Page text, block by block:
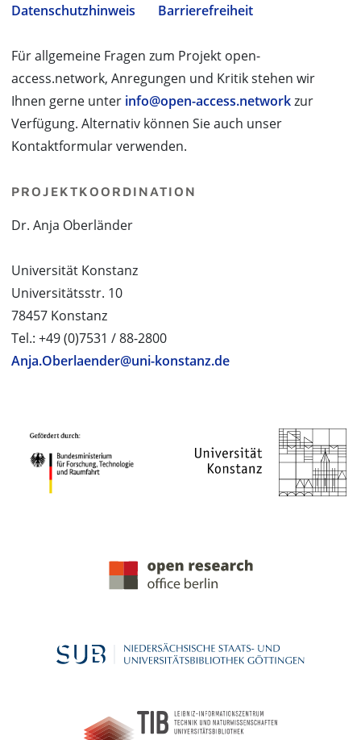
Datenschutzhinweis
Barrierefreiheit
Für allgemeine Fragen zum Projekt open-
access.network, Anregungen und Kritik stehen wir
Ihnen gerne unter info@open-access.networkzur
Verfügung. Alternativ können Sie auch unser
Kontaktformular verwenden.
PROJEKTKOORDINATION
Dr. Anja Oberländer
Universität Konstanz
Universitätsstr. 10
78457 Konstanz
Tel.: +49 (0)7531 / 88-2800
Anja.Oberlaender@uni-konstanz.de